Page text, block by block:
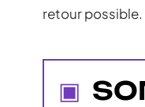
retour possible.